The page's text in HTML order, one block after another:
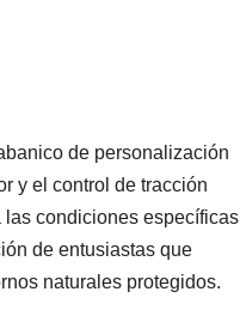
de personalización
y el control de tracción
condiciones específicas
de entusiastas que
naturales protegidos.